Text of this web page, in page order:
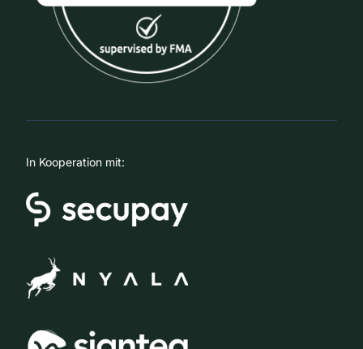
In Kooperation mit: